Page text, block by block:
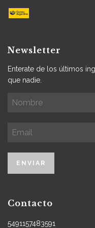
Newsletter
Enterate de los últimos
que nadie.
Contacto
5491157483591